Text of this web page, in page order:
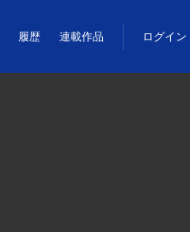
履歴 連載作品 ログイ